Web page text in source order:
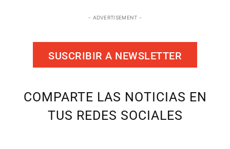
- ADVERTISEMENT -
SUSCRIBIR A NEWSLETTER
COMPARTE LAS NOTICIAS EN
TUS REDES SOCIALES